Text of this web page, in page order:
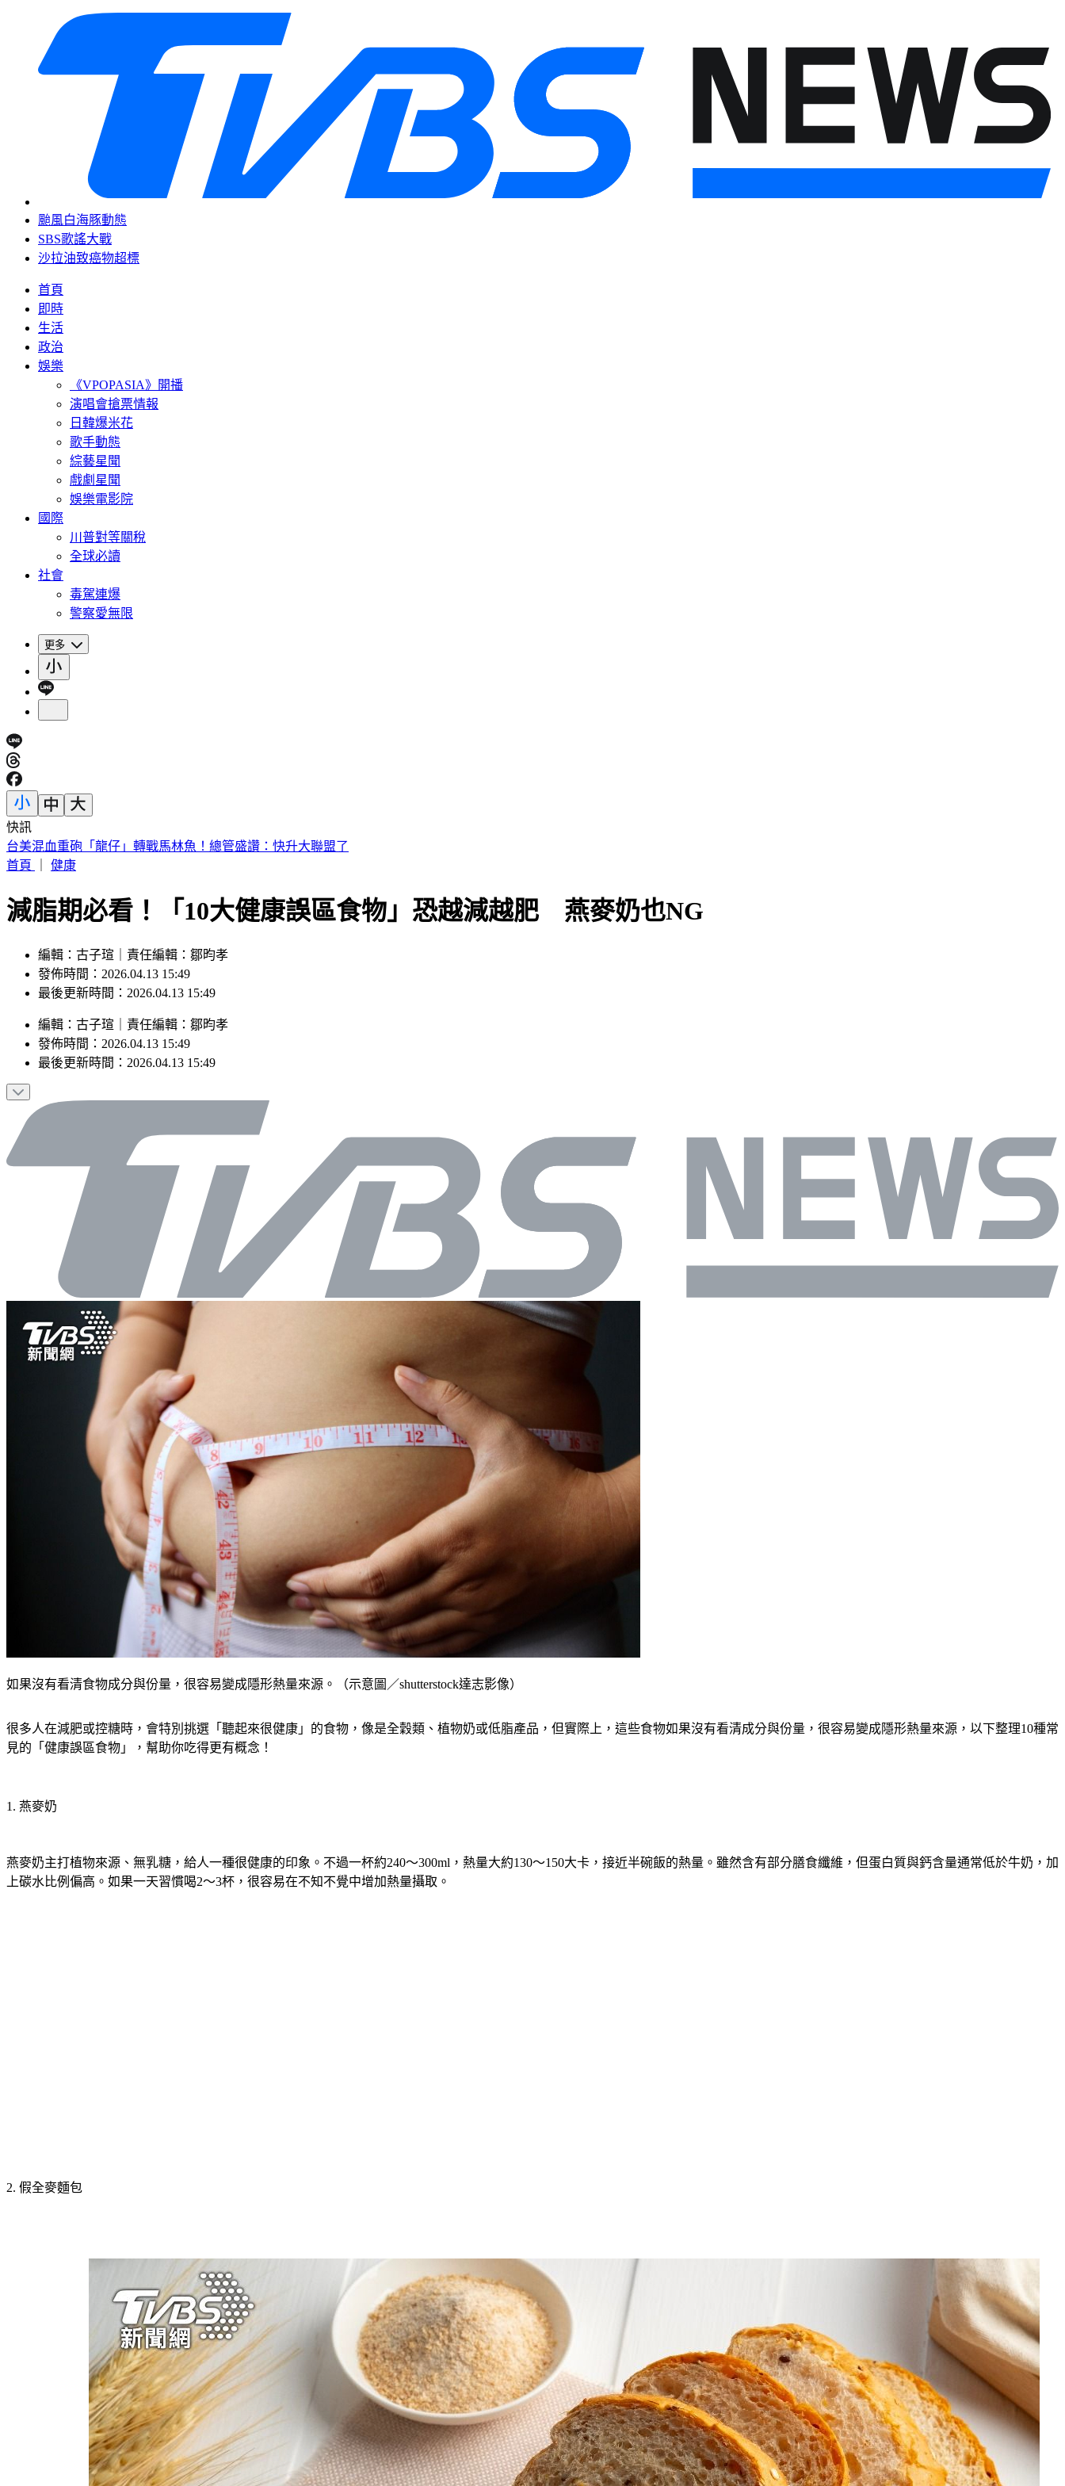
颱風白海豚動態
SBS歌謠大戰
沙拉油致癌物超標
首頁
即時
生活
政治
娛樂
《VPOPASIA》開播
演唱會搶票情報
日韓爆米花
歌手動態
綜藝星聞
戲劇星聞
娛樂電影院
國際
川普對等關稅
全球必讀
社會
毒駕連爆
警察愛無限
更多
快訊
白海豚颱風今明離台最近「緊貼北台灣」掃過 專家：嚴防巨浪豪雨
首頁
健康
減脂期必看！「10大健康誤區食物」恐越減越肥 燕麥奶也NG
編輯：古子瑄｜責任編輯：鄒昀孝
發佈時間：2026.04.13 15:49
最後更新時間：2026.04.13 15:49
編輯 ： 古子瑄 責任編輯 ： 鄒昀孝
發佈時間： 2026.04.13 15:49
最後更新時間： 2026.04.13 15:49
如果沒有看清食物成分與份量，很容易變成隱形熱量來源。（示意圖／shutterstock達志影像）
很多人在減肥或控糖時，會特別挑選「聽起來很健康」的食物，像是全穀類、植物奶或低脂產品，但實際上，這些食物如果沒有看清成分與份量，很容易變成隱形熱量來源，以下整理10種常
見的「健康誤區食物」，幫助你吃得更有概念！
1. 燕麥奶
燕麥奶主打植物來源、無乳糖，給人一種很健康的印象。不過一杯約240～300ml，熱量大約130～150大卡，接近半碗飯的熱量。雖然含有部分膳食纖維，但蛋白質與鈣含量通常低於牛奶，加
上碳水比例偏高。如果一天習慣喝2～3杯，很容易在不知不覺中增加熱量攝取。
2. 假全麥麵包